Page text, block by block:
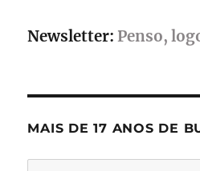
Newsletter: Penso,
MAIS DE 17 ANOS DE